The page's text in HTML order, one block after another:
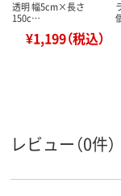
透明 幅5cm×長さ
150c…
¥1,199（税込）
レビュー（0件）